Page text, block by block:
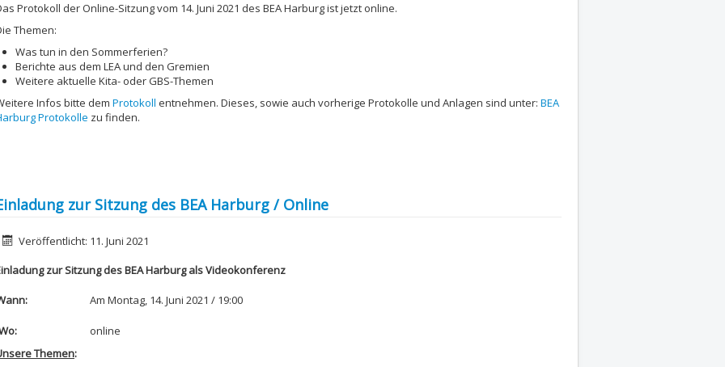
Protokoll der Online-Sitzung vom 14. Juni 2021 des BEA Harburg ist jetzt online.
Themen:
Was tun in den Sommerferien?
Berichte aus dem LEA und den Gremien
Weitere aktuelle Kita- oder GBS-Themen
Infos bitte dem Protokoll entnehmen. Dieses, sowie auch vorherige Protokolle und Anlagen sind unter: BEA
Protokolle zu finden.
zur Sitzung des BEA Harburg / Online
Veröffentlicht: 11. Juni 2021
zur Sitzung des BEA Harburg als Videokonferenz
Am Montag, 14. Juni 2021 / 19:00
online
Themen: